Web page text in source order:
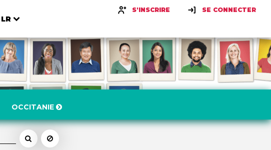
S'INSCRIRE SE CONNECTER
OCCITANIE